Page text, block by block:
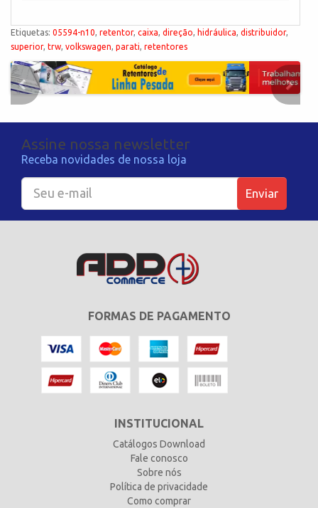
Etiquetas: 05594-n10, retentor, caixa, direção, hidráulica, distribuidor,
superior, trw, volkswagen, parati, retentores
Assine nossa newsletter
Receba novidades de nossa loja
Enviar
FORMAS DE PAGAMENTO
INSTITUCIONAL
Catálogos Download
Fale conosco
Sobre nós
Política de privacidade
Como comprar